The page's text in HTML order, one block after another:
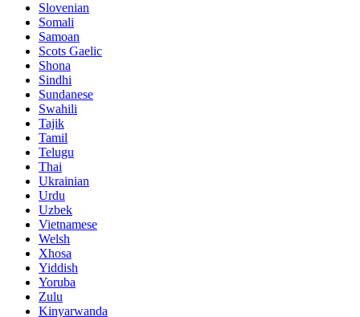
Slovenian
Somali
Samoan
Scots Gaelic
Shona
Sindhi
Sundanese
Swahili
Tajik
Tamil
Telugu
Thai
Ukrainian
Urdu
Uzbek
Vietnamese
Welsh
Xhosa
Yiddish
Yoruba
Zulu
Kinyarwanda